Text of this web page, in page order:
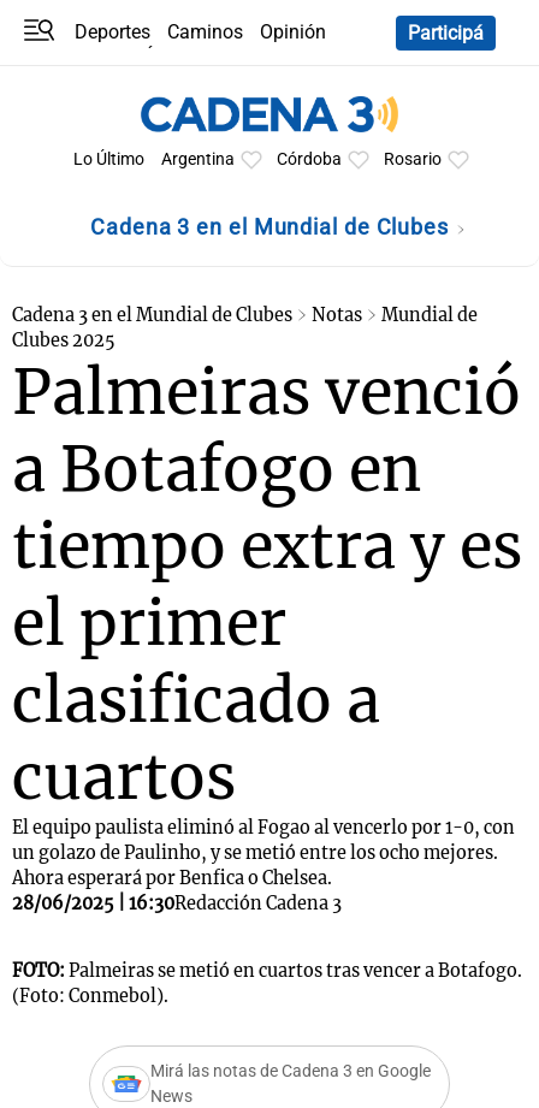
Deportes Caminos
Opinión
Participá
Lo Último Argentina Córdoba Rosario
Cadena 3 en el Mundial de Clubes
Cadena 3 en el Mundial de Clubes Notas
Mundial de
Clubes 2025
Palmeiras venció
a Botafogo en
tiempo extra y es
el primer
clasificado a
cuartos
El equipo paulista eliminó al Fogao al vencerlo por 1-0, con
un golazo de Paulinho, y se metió entre los ocho mejores.
Ahora esperará por Benfica o Chelsea.
28/06/2025 | 16:30Redacción Cadena 3
FOTO: Palmeiras se metió en cuartos tras vencer a Botafogo.
(Foto: Conmebol).
Mirá las notas de Cadena 3 en Google
News